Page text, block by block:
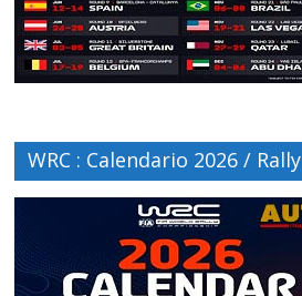
WRC : Calendario 2026 / Rally